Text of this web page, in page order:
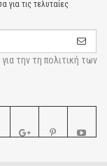
για τις τελυταίες
την τη πολιτική των